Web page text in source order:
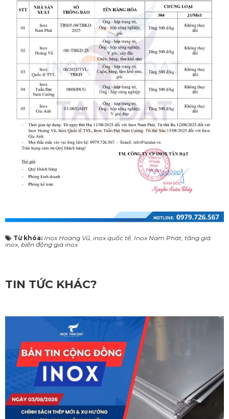
Từ khóa: Inox Hoàng Vũ inox quốc tế, Inox Nam Phát tăng giá
inox, biến động giá inox
TIN TỨC KHÁC?